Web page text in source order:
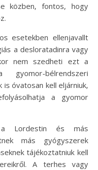
közben, fontos, hogy
esetekben ellenjavallt
a desloratadinra vagy
nem szedheti ezt a
bélrendszeri
is óvatosan kell eljárniuk,
a gyomor
a Lordestin és más
más gyógyszerek
tájékoztatniuk kell
A terhes vagy